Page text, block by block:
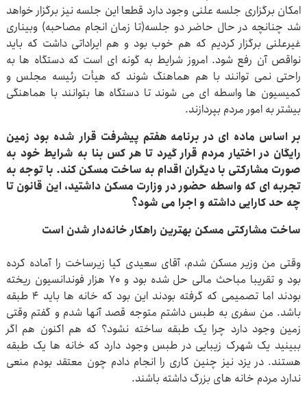
امکان برگزاری جلسه علنی وجود دارد قطعا این جلسه نیز برگزار خواهد
شد چنانچه در حال حاضر دو جلسه(تا زمان انجام مصاحبه) وبیناری
غیرعلنی برگزار کردیم که هم خوب بود و هم ایراداتی داشت که باید
نواقص آن رفع شود. امروز شرایط به گونه ای است که دستگاه ها به
راحتی نمی توانند با هم هماهنگ شوند که هیأت رئیسه مجلس و
کمیسیون ها واسطه ای می شوند تا دستگاه ها بتوانند با هماهنگی
بیشتر به امور مردم بپردازند.
بر اساس ماده ای در برنامه هفتم پیشرفت قرار شده بود زمین
رایگان در اختیار مردم قرار گیرد تا هر کس بنا به شرایط خود به
صورت مشارکتی با دیگران اقدام به ساخت مسکن کند. با توجه به
تجربه ای که واسطه حضور در وزارت مسکن داشتید، این قانون تا
چه حد کارایی داشته و اجرا می شود؟
ساخت مشارکتی مسکن بهترین راهکار خانه‌دار شدن است
وقتی من وزیر مسکن شدم، آقای سعیدی کیا زیرساخت را آماده کرده
بود و تقریبا مباحث مالی حل شده بود و ۷۰ هزار فوندانسیون ریخته
بودند اما تصمیمی که گرفته بودند این بود که خانه ها باید ۴ طبقه
باشد. من سفری به طبس داشتم متوجه قصد آنها شدم و گفتم وقتی
زمین وجود دارد چرا یک طبقه ساخته نشود؟ که هم اکنون هم اگر
ببینید یک شهرک زیبایی در طبس وجود دارد که خانه ها یک طبقه
هستند. در یزد نیز چنین کاری را انجام دادم چون معتقد بودم منعی
ندارد مردم خانه های بزرگ داشته باشند.